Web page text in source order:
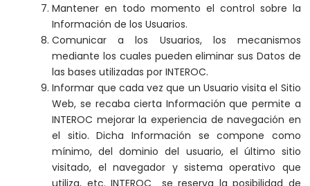
Mantener en todo momento el control sobre la
Información de los Usuarios.
Comunicar a los Usuarios, los mecanismos
mediante los cuales pueden eliminar sus Datos de
las bases utilizadas por INTEROC.
Informar que cada vez que un Usuario visita el Sitio
Web, se recaba cierta Información que permite a
INTEROC mejorar la experiencia de navegación en
el sitio. Dicha Información se compone como
mínimo, del dominio del usuario, el último sitio
visitado, el navegador y sistema operativo que
utiliza, etc. INTEROC se reserva la posibilidad de